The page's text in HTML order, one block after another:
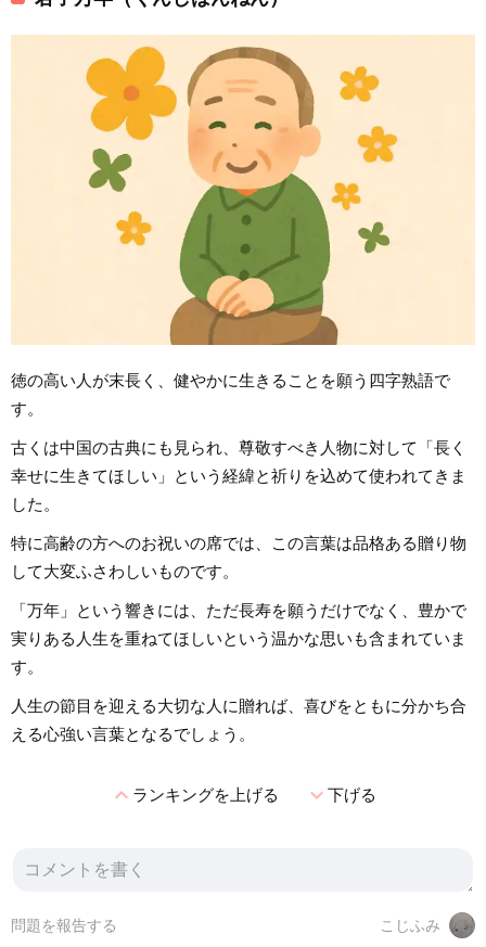
徳の高い人が末長く、健やかに生きることを願う四字熟語で
す。
古くは中国の古典にも見られ、尊敬すべき人物に対して「長く
幸せに生きてほしい」という経緯と祈りを込めて使われてきま
した。
特に高齢の方へのお祝いの席では、この言葉は品格ある贈り物
して大変ふさわしいものです。
「万年」という響きには、ただ長寿を願うだけでなく、豊かで
実りある人生を重ねてほしいという温かな思いも含まれていま
す。
人生の節目を迎える大切な人に贈れば、喜びをともに分かち合
える心強い言葉となるでしょう。
expand_lessランキングを上げる expand_more下げる
こじふみ
問題を報告する